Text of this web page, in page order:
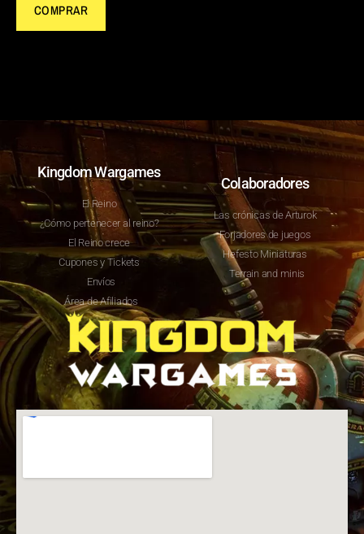
COMPRAR
Kingdom Wargames
El Reino
¿Cómo pertenecer al reino?
El Reino crece
Cupones y Tickets
Envíos
Área de Afiliados
Colaboradores
Las crónicas de Arturok
Forjadores de juegos
Hefesto Miniaturas
Terrain and minis